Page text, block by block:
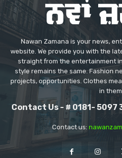
Nawan Zamana is your news,
website. We provide you with the
straight from the entertainment
style remains the same. Fashion
projects, opportunities. Clothes
in
Contact Us - # 0181- 5097
Contact us: